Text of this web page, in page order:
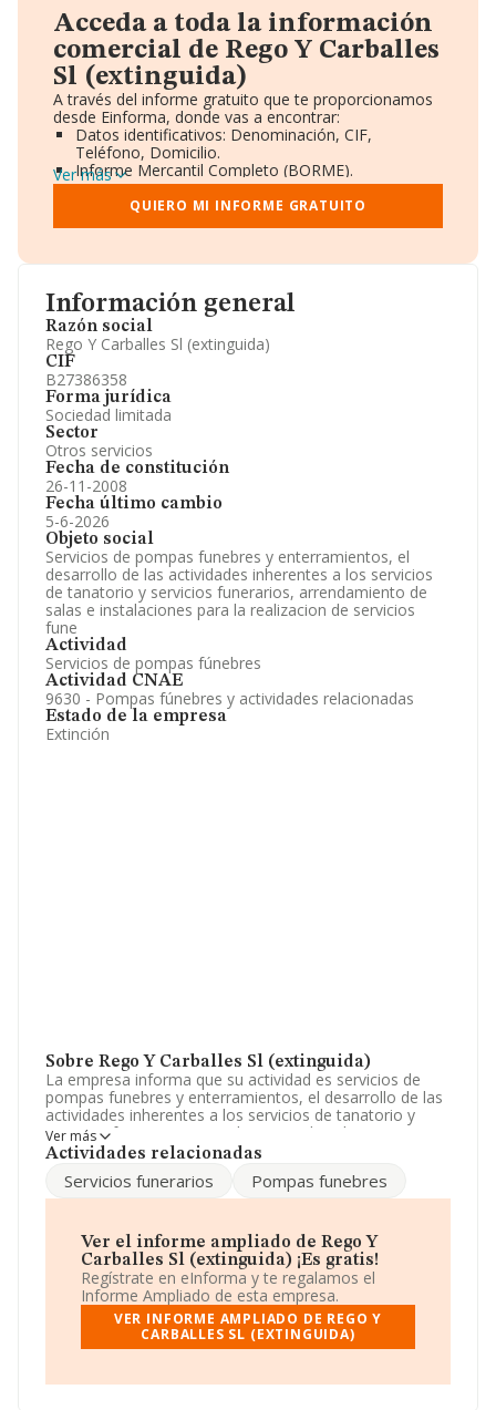
Información general
Razón social
Rego Y Carballes Sl (extinguida)
CIF
B27386358
Forma jurídica
Sociedad limitada
Sector
Otros servicios
Fecha de constitución
26-11-2008
Fecha último cambio
5-6-2026
Objeto social
Servicios de pompas funebres y enterramientos, el
desarrollo de las actividades inherentes a los servicios
de tanatorio y servicios funerarios, arrendamiento de
salas e instalaciones para la realizacion de servicios
fune
Actividad
Servicios de pompas fúnebres
Actividad CNAE
9630 - Pompas fúnebres y actividades relacionadas
Estado de la empresa
Extinción
Sobre Rego Y Carballes Sl (extinguida)
La empresa informa que su actividad es servicios de
pompas funebres y enterramientos, el desarrollo de las
actividades inherentes a los servicios de tanatorio y
servicios funerarios, arrendamiento de salas e
instalaciones para la realización de servicios fune. La
Sociedad Limitada. Su actividad CNAE es '%cnae%' con
código 9630. La empresa no tiene actividad en
Teniendo en cuenta la información a disposición de
INFORMA, ha contado con un número de empleados
inferior a la media de sector.
La empresa españolaRego y Carballes S.L
(extinguida), con CIF B27386358, tiene su domicilio
Rodriguez núm. 21 Bj, (27800), en el municipio de
Ver más
Actividades relacionadas
Servicios funerarios Pompas funebres
Ver el informe ampliado de Rego Y
Carballes Sl (extinguida) ¡Es gratis!
Regístrate en eInforma y te regalamos el
Informe Ampliado de esta empresa.
VER INFORME AMPLIADO DE REGO Y
CARBALLES SL (EXTINGUIDA)
Acceda a toda la información
comercial de Rego Y Carballes
Sl (extinguida)
A través del informe gratuito que te proporcionamos
desde Einforma, donde vas a encontrar:
Datos identificativos: Denominación, CIF,
Teléfono, Domicilio.
Informe Mercantil Completo (BORME).
Gráficos de Evolución Ventas y Empleados.
Consejo de Administración y Administradores.
Directivos y Ejecutivos.
Información oficial y registral complementaria.
Ver más
QUIERO MI INFORME GRATUITO